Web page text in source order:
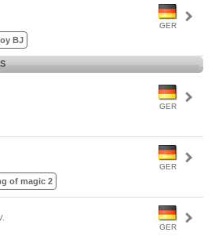
GER
BJ
GER
GER
of magic 2
GER